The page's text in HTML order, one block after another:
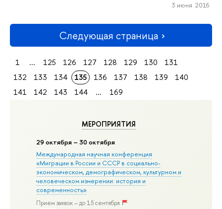
МЕРОПРИЯТИЯ
29 октября – 30 октября
Международная научная конференция
«Миграции в Росcии и СССР в социально-
экономическом, демографическом, культурном и
человеческом измерении: история и
современность»
Прием заявок – до 15 сентября
3 июня 2016
Следующая страница
1 ... 125 126 127 128 129 130
131
132
133 134 135 136 137 138 139
140
141
142 143 144 ... 169